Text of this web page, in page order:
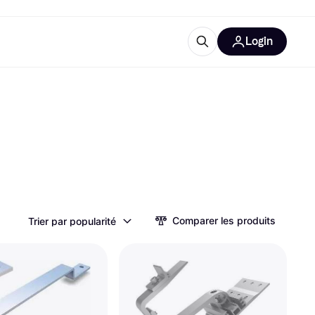
Login
Trier par popularité Comparer les produits